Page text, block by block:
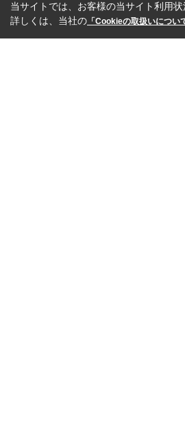
当サイトでは、お客様の当サイト利用
詳しくは、当社の 「Cookieの取扱いについ